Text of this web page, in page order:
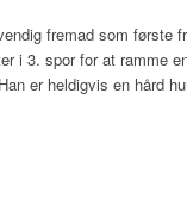
fremad som første
i 3. spor for at ramme
er heldigvis en hård